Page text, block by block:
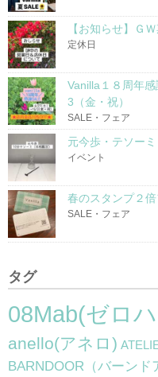
【お知らせ】Ｇ
定休日
Vanilla１８周年
3（金・祝）
SALE・フェア
元今歩・テソー
イベント
春のスタンプ２
SALE・フェア
タグ
08Mab(ゼロ
anello(アネロ)
BARNDOOR（バーンド